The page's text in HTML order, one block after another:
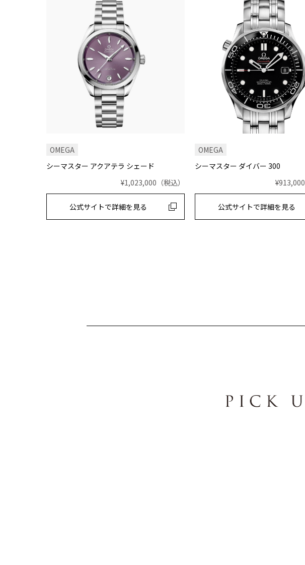
OMEGA
シーマスター アクアテラ シェード
¥1,023,000 （税込）
公式サイトで詳細を見る
OMEGA
シーマスター ダイバー 300
¥913,000
公式サイトで詳細を見る